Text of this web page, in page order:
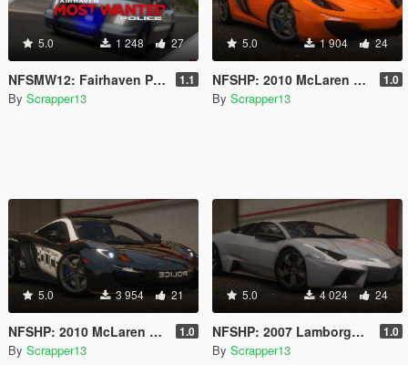
5.0 1 248 27
NFSMW12: Fairhaven PD PACK [Add-On | Sounds | Template] 1.1
By Scrapper13
5.0 1 904 24
NFSHP: 2010 McLaren 12C [Add-On | Template] 1.0
By Scrapper13
5.0 3 954 21
NFSHP: 2010 McLaren 12C SCPD [Add-On | Sounds | Template] 1.0
By Scrapper13
5.0 4 024 24
NFSHP: 2007 Lamborghini Reventón [Add-On | Template] 1.0
By Scrapper13